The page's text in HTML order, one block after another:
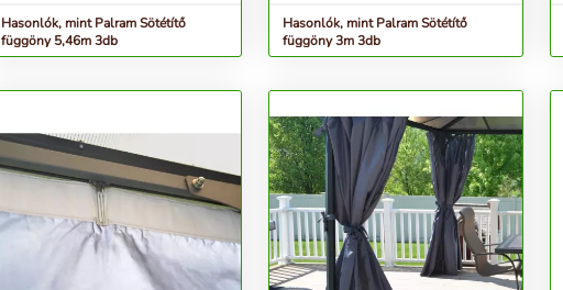
Hasonlók, mint Palram Sötétítő
függöny 5,46m 3db
Hasonlók, mint Palram Sötétítő
függöny 3m 3db